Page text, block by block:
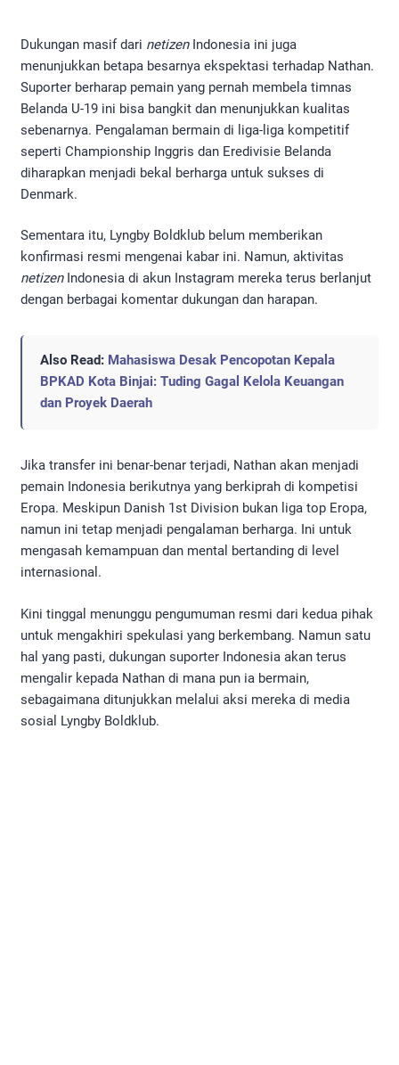
Dukungan masif dari netizenIndonesia ini juga
menunjukkan betapa besarnya ekspektasi terhadap Nathan.
Suporter berharap pemain yang pernah membela timnas
Belanda U-19 ini bisa bangkit dan menunjukkan kualitas
sebenarnya. Pengalaman bermain di liga-liga kompetitif
seperti Championship Inggris dan Eredivisie Belanda
diharapkan menjadi bekal berharga untuk sukses di
Denmark.
Sementara itu, Lyngby Boldklub belum memberikan
konfirmasi resmi mengenai kabar ini. Namun, aktivitas
netizenIndonesia di akun Instagram mereka terus berlanjut
dengan berbagai komentar dukungan dan harapan.
Also Read: Mahasiswa Desak Pencopotan Kepala
BPKAD Kota Binjai: Tuding Gagal Kelola Keuangan
dan Proyek Daerah
Jika transfer ini benar-benar terjadi, Nathan akan menjadi
pemain Indonesia berikutnya yang berkiprah di kompetisi
Eropa. Meskipun Danish 1st Division bukan liga top Eropa,
namun ini tetap menjadi pengalaman berharga. Ini untuk
mengasah kemampuan dan mental bertanding di level
internasional.
Kini tinggal menunggu pengumuman resmi dari kedua pihak
untuk mengakhiri spekulasi yang berkembang. Namun satu
hal yang pasti, dukungan suporter Indonesia akan terus
mengalir kepada Nathan di mana pun ia bermain,
sebagaimana ditunjukkan melalui aksi mereka di media
sosial Lyngby Boldklub.